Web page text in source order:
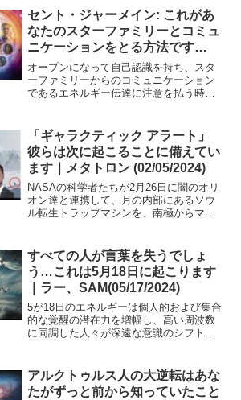
セント・ジャーメイン: これがあ
なたのスターファミリーとコミュ
ニケーションをとる方法です
(03/12/2024)
オープンになって自己認識を持ち、スタ
ーファミリーからのコミュニケーション
であるエネルギー伝達に注意を払う時が
かどうかの選択は、各実体にかかってい
ます。
「ギャラクティック アラート」
彼らは次に起こることに備えてい
ます｜メタトロン (02/05/2024)
NASAの科学者たちが2月26日に闇のオリ
オン達と連携して、月の内部にあるソウ
ル転生トラップマシンを、南極からマシ
月と南極に愛と光を送る瞑想を行いこれ
を阻止できます。
すべての人が言葉を失うでしょ
う…これは5月18日に起こります
｜ラー、SAM(05/17/2024)
5が18日のエネルギーは個人的および集合
的な覚醒の潜在力を増幅し、高い周波数
に同調した人々が深遠な意識のシフトを
和して愛と統一の振動にアンカーしてく
ださい。
アルクトゥルス人の​​大逆転はあな
たがずっと前から知っていたこと